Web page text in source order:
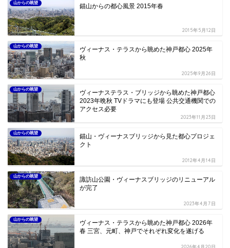
山からの眺望 錨山からの都心風景 2015年春
2015年5月12日
山からの眺望
ヴィーナス・テラスから眺めた神戸都心 2025年
秋
2025年9月26日
山からの眺望
ヴィーナステラス・ブリッジから眺めた神戸都心
2023年晩秋 TVドラマにも登場 公共交通機関での
アクセス必要
2023年11月23日
山からの眺望
錨山・ヴィーナスブリッジから見た都心プロジェ
クト
2012年4月14日
山からの眺望
諏訪山公園・ヴィーナスブリッジのリニューアル
が完了
2023年4月7日
山からの眺望
ヴィーナス・テラスから眺めた神戸都心 2026年
春 三宮、元町、神戸でそれぞれ変化を遂げる
2026年4月20日